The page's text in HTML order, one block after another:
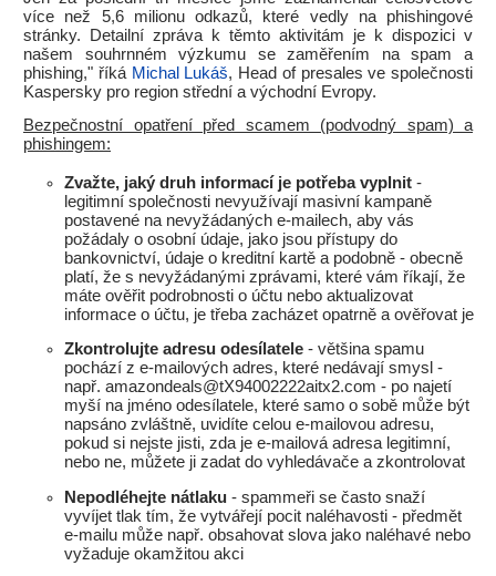
více než 5,6 milionu odkazů, které vedly na phishingové
stránky. Detailní zpráva k těmto aktivitám je k dispozici v
našem souhrnném výzkumu se zaměřením na spam a
phishing," říká Michal Lukáš, Head of presales ve společnosti
Kaspersky pro region střední a východní Evropy.
Bezpečnostní opatření před scamem (podvodný spam) a
phishingem:
Zvažte, jaký druh informací je potřeba vyplnit -
legitimní společnosti nevyužívají masivní kampaně
postavené na nevyžádaných e-mailech, aby vás
požádaly o osobní údaje, jako jsou přístupy do
bankovnictví, údaje o kreditní kartě a podobně - obecně
platí, že s nevyžádanými zprávami, které vám říkají, že
máte ověřit podrobnosti o účtu nebo aktualizovat
informace o účtu, je třeba zacházet opatrně a ověřovat je
Zkontrolujte adresu odesílatele - většina spamu
pochází z e-mailových adres, které nedávají smysl -
např. amazondeals@tX94002222aitx2.com - po najetí
myší na jméno odesílatele, které samo o sobě může být
napsáno zvláštně, uvidíte celou e-mailovou adresu,
pokud si nejste jisti, zda je e-mailová adresa legitimní,
nebo ne, můžete ji zadat do vyhledávače a zkontrolovat
Nepodléhejte nátlaku - spammeři se často snaží
vyvíjet tlak tím, že vytvářejí pocit naléhavosti - předmět
e-mailu může např. obsahovat slova jako naléhavé nebo
vyžaduje okamžitou akci